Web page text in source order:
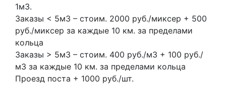
1м3.
Заказы < 5м3 – стоим. 2000 руб./миксер + 500
руб./миксер за каждые 10 км. за пределами
кольца
Заказы > 5м3 – стоим. 400 руб./м3 + 100 руб./
м3 за каждые 10 км. за пределами кольца
Проезд поста + 1000 руб./шт.